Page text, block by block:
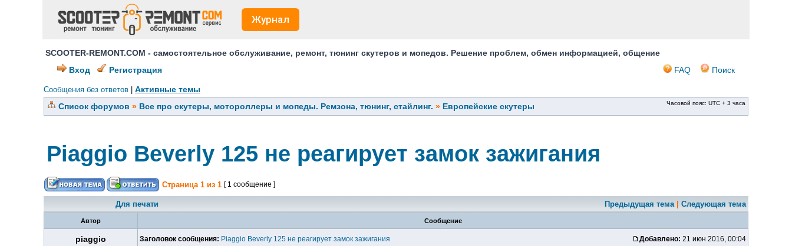
Журнал
SCOOTER-REMONT.COM - самостоятельное обслуживание, ремонт, тюнинг скутеров и мопедов. Решение проблем, обмен информацией, общение
Вход
Регистрация FAQ Поиск
Сообщения без ответов
Активные темы
Список форумов » Все про скутеры, мотороллеры и мопеды. Ремзона, тюнинг, стайлинг. » Европейские скутеры Часовой пояс: UTC + 3 часа
Piaggio Beverly 125 не реагирует замок зажигания
Страница 1 из 1 [ 1 сообщение ]
Для печати Предыдущая тема| Следующая тема
Автор Сообщение
piaggio Заголовок сообщения: Piaggio Beverly 125 не реагирует замок зажигания Добавлено: 21 июн 2016, 00:04